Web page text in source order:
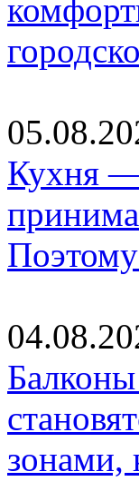
Кухня —
зонами,